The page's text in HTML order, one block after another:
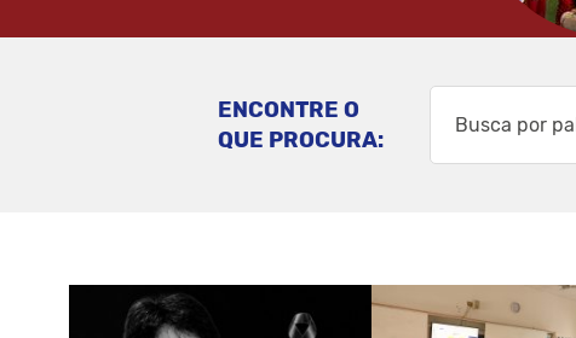
ENCONTRE O
QUE PROCURA: